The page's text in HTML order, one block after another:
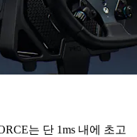
는 단 1ms 내에 초고